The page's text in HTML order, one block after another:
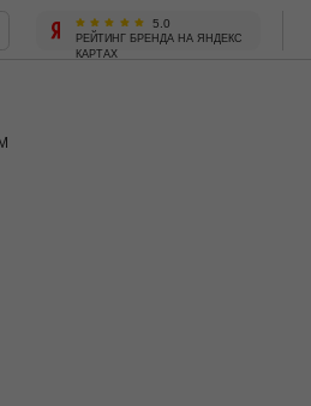
НА ЯНДЕКС